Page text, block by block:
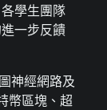
學生團隊
一步反饋
神經網路及
幣區塊、超